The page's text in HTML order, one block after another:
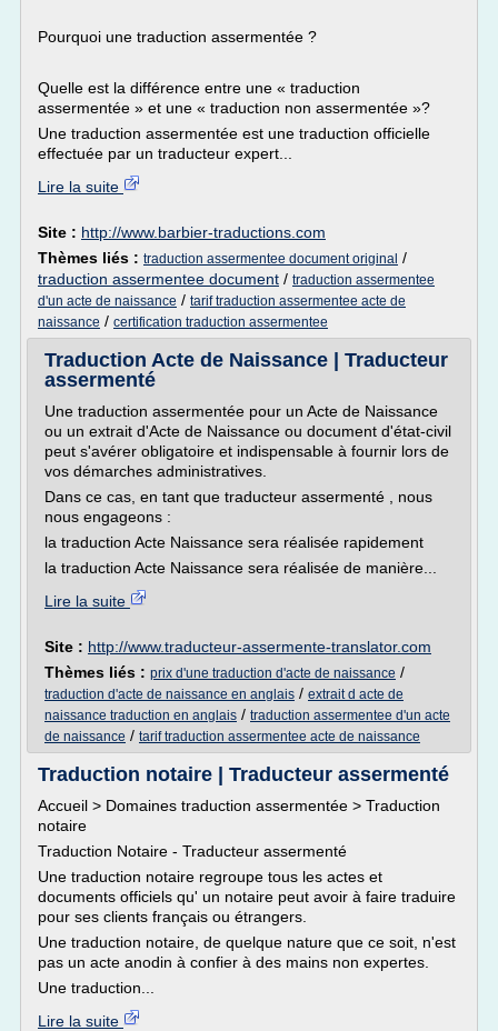
Pourquoi une traduction assermentée ?
Quelle est la différence entre une « traduction
assermentée » et une « traduction non assermentée »?
Une traduction assermentée est une traduction officielle
effectuée par un traducteur expert...
Lire la suite
Site : http://www.barbier-traductions.com
Thèmes liés : traduction assermentee document original /
traduction assermentee document / traduction assermentee
d'un acte de naissance / tarif traduction assermentee acte de
naissance / certification traduction assermentee
Traduction Acte de Naissance | Traducteur
assermenté
Une traduction assermentée pour un Acte de Naissance
ou un extrait d'Acte de Naissance ou document d'état-civil
peut s'avérer obligatoire et indispensable à fournir lors de
vos démarches administratives.
Dans ce cas, en tant que traducteur assermenté , nous
nous engageons :
la traduction Acte Naissance sera réalisée rapidement
la traduction Acte Naissance sera réalisée de manière...
Lire la suite
Site : http://www.traducteur-assermente-translator.com
Thèmes liés : prix d'une traduction d'acte de naissance /
traduction d'acte de naissance en anglais / extrait d acte de
naissance traduction en anglais / traduction assermentee d'un acte
de naissance / tarif traduction assermentee acte de naissance
Traduction notaire | Traducteur assermenté
Accueil > Domaines traduction assermentée > Traduction
notaire
Traduction Notaire - Traducteur assermenté
Une traduction notaire regroupe tous les actes et
documents officiels qu' un notaire peut avoir à faire traduire
pour ses clients français ou étrangers.
Une traduction notaire, de quelque nature que ce soit, n'est
pas un acte anodin à confier à des mains non expertes.
Une traduction...
Lire la suite